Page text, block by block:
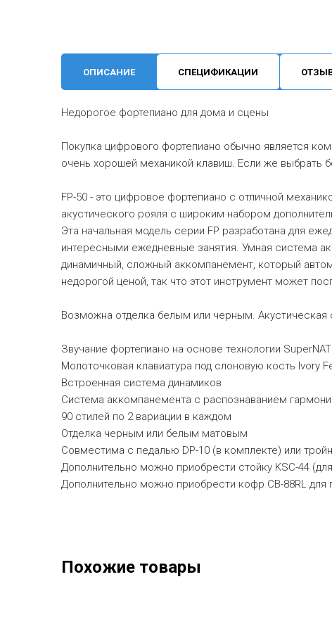
ОПИСАНИЕ СПЕЦИФИКАЦИИ
Недорогое фортепиано для дома и сцены
Покупка цифрового фортепиано обычно является
очень хорошей механикой клавиш. Если же выбрать
FP-50 - это цифровое фортепиано с отличной
акустического рояля с широким набором
Эта начальная модель серии FP разработана для
интересными ежедневные занятия. Умная система
динамичный, сложный аккомпанемент, который
недорогой ценой, так что этот инструмент может
Возможна отделка белым или черным. Акустическая
Звучание фортепиано на основе технологии
Молоточковая клавиатура под слоновую кость Ivory
Встроенная система динамиков
Система аккомпанемента с распознаванием
90 стилей по 2 вариации в каждом
Отделка черным или белым матовым
Совместима с педалью DP-10 (в комплекте) или
Дополнительно можно приобрести стойку KSC-44
Дополнительно можно приобрести кофр CB-88RL для
Похожие товары